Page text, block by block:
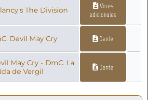
The Division
Voces
adicionales
Devil May Cry Dante
May Cry - DmC: La
de Vergil
Dante